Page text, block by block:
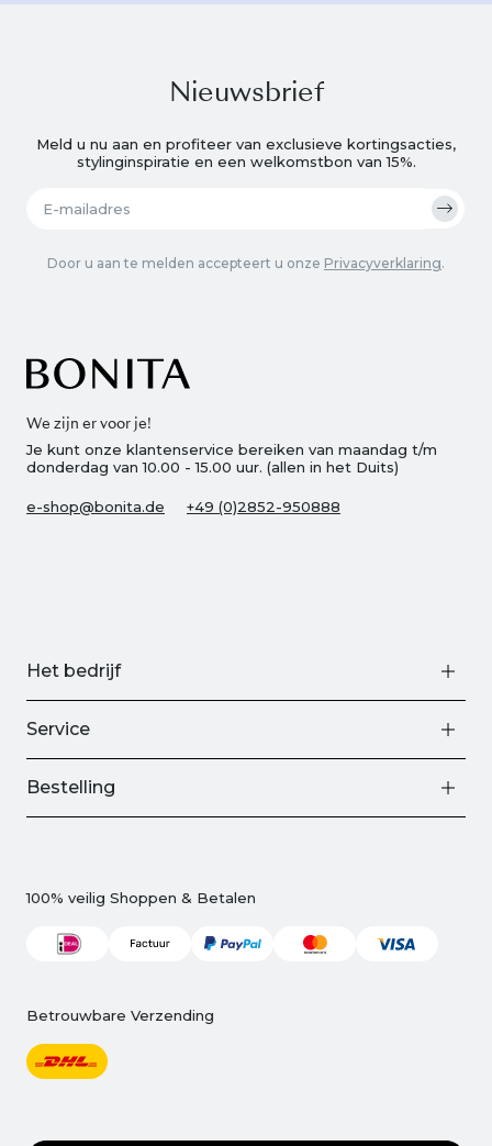
We zijn er voor je!
Je kunt onze klantenservice bereiken van maandag t/m
donderdag van 10.00 - 15.00 uur. (allen in het Duits)
e-shop@bonita.de +49 (0)2852-950888
Nieuwsbrief
Meld u nu aan en profiteer van exclusieve kortingsacties,
stylinginspiratie en een welkomstbon van 15%.
Door u aan te melden accepteert u onze Privacyverklaring.
Het bedrijf
Service
Bestelling
100% veilig Shoppen & Betalen
Betrouwbare Verzending